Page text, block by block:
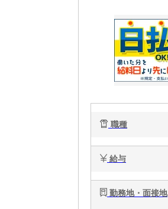
職種
給与
勤務地・面接地